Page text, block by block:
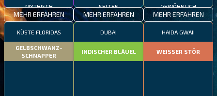
MYTHISCH
MEHR ERFAHREN
SELTEN
MEHR ERFAHREN
GEWÖHNLICH
MEHR ERFAHREN
KÜSTE FLORIDAS
GELBSCHWANZ-
SCHNAPPER
DUBAI
INDISCHER BLÄUEL
HAIDA GWAII
WEISSER STÖR